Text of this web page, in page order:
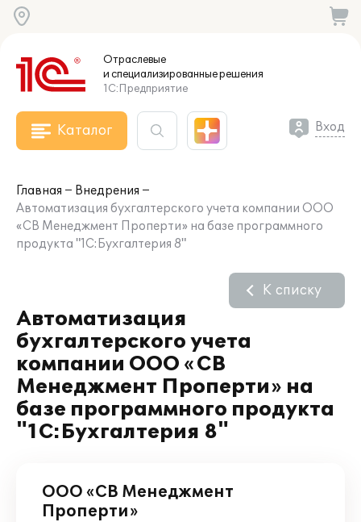
Отраслевые
и специализированныерешения
1С:Предприятие
Каталог Вход
Главная
Внедрения
Автоматизация бухгалтерского учета компании ООО
«СВ Менеджмент Проперти» на базе программного
продукта "1С:Бухгалтерия 8"
Автоматизация
бухгалтерского учета
компании ООО «СВ
Менеджмент Проперти» на
базе программного продукта
"1С:Бухгалтерия 8"
К списку
ООО «СВ Менеджмент
Проперти»